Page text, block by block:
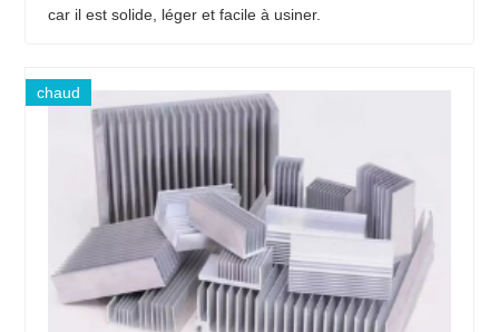
car il est solide, léger et facile à usiner.
chaud